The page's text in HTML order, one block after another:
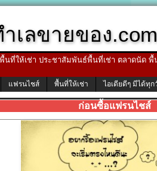
เลขายของ.com
นที่ให้เช่า ประชาสัมพันธ์พื้นที่เช่า ตลาดนัด
แฟรนไชส์ พื้นที่ให้เช่า ไอเดียดีๆ มีได้ทุก
ก่อนซื้อแฟรนไชส์